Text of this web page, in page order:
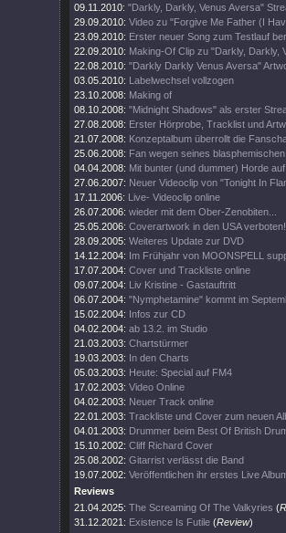
09.11.2010: "Darkly, Darkly, Venus Aversa"
29.09.2010: Video zu "Forgive Me Father (I
23.09.2010: Erster neuer Song zum Testlauf
22.09.2010: Making-Of Clip zu "Darkly, Darkly,
22.08.2010: "Darkly Darkly Venus Aversa"
03.05.2010: Labelwechsel vollzogen
23.10.2008: Making of
08.10.2008: "Midnight Shadows" als erster
27.08.2008: Erster Hörprobe, Tracklist und
21.07.2008: Konzeptalbum überrollt die
25.06.2008: Fan wegen seines
04.04.2008: Mit bunter (und dummer) Horde
27.06.2007: Neuer Videoclip von "Tonight In
17.11.2006: Live- Videoclip online
26.07.2006: wieder mit dem Ober-Zenobiten...
25.05.2006: Coverartwork in den USA verboten!
28.09.2005: Weiteres Update zur DVD
14.12.2004: Im Frühjahr von MOONSPELL
17.07.2004: Cover und Trackliste online
09.07.2004: Liv Kristine - Gastauftritt
06.07.2004: "Nymphetamine" kommt im
15.02.2004: Infos zur CD
04.02.2004: ab 13.2. im Studio
21.03.2003: Chartstürmer
19.03.2003: In den Charts
05.03.2003: Heute: Special auf FM4
17.02.2003: Video Online
04.02.2003: Neuer Track online
22.01.2003: Trackliste und Cover zum neuen
04.01.2003: Drummer beim Best Of British
15.10.2002: Cliff Richard Cover
25.08.2002: Gitarrist verlässt die Band
19.07.2002: Veröffentlichen ihr erstes Live
Reviews
21.04.2025: The Screaming Of The Valkyries (
31.12.2021: Existence Is Futile (Review)